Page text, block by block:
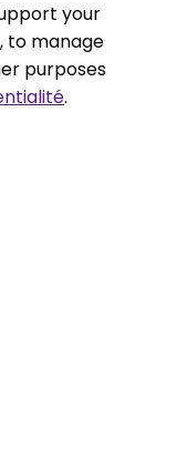
your
to manage
purposes
.